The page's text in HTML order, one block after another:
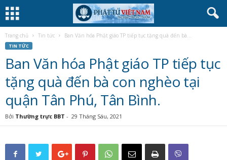
Trang chủ Tin tức Ban Văn hóa Phật giáo TP tiếp tục tặng quà đến bà...
TIN TỨC
Ban Văn hóa Phật giáo TP tiếp tục
tặng quà đến bà con nghèo tại
quận Tân Phú, Tân Bình.
Bởi Thường trực BBT - 29 Tháng Sáu, 2021